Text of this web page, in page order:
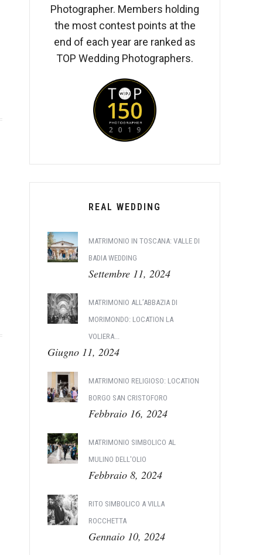
Photographer. Members holding
the most contest points at the
end of each year are ranked as
TOP Wedding Photographers.
REAL WEDDING
MATRIMONIO IN TOSCANA: VALLE DI
BADIA WEDDING
Settembre 11, 2024
MATRIMONIO ALL’ABBAZIA DI
MORIMONDO: LOCATION LA
VOLIERA...
Giugno 11, 2024
MATRIMONIO RELIGIOSO: LOCATION
BORGO SAN CRISTOFORO
Febbraio 16, 2024
MATRIMONIO SIMBOLICO AL
MULINO DELL'OLIO
Febbraio 8, 2024
RITO SIMBOLICO A VILLA
ROCCHETTA
Gennaio 10, 2024